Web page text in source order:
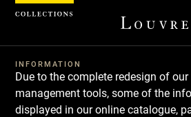
INFORMATION
Due to the complete redesign of
management tools, some of the
displayed in our online catalogue,
Cookies management panel